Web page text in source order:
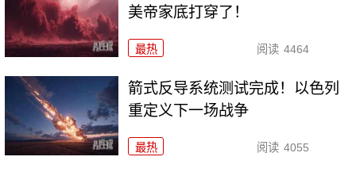
美帝家底打穿了！
最热 阅读 4464
箭式反导系统测试完成！以色列
重定义下一场战争
最热 阅读 4055